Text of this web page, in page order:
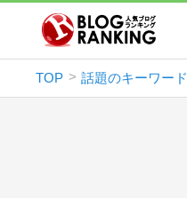
TOP 話題のキーワード